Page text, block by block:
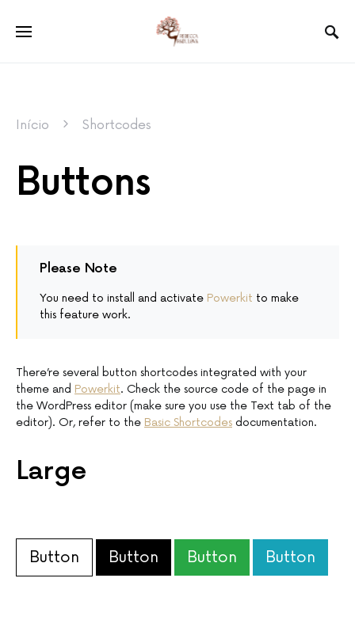
Início Shortcodes
Buttons
Please Note
You need to install and activate Powerkit to make
this feature work.
There’re several button shortcodes integrated with your
theme and Powerkit. Check the source code of the page in
the WordPress editor (make sure you use the Text tab of the
editor). Or, refer to the Basic Shortcodes documentation.
Large
Button Button Button Button